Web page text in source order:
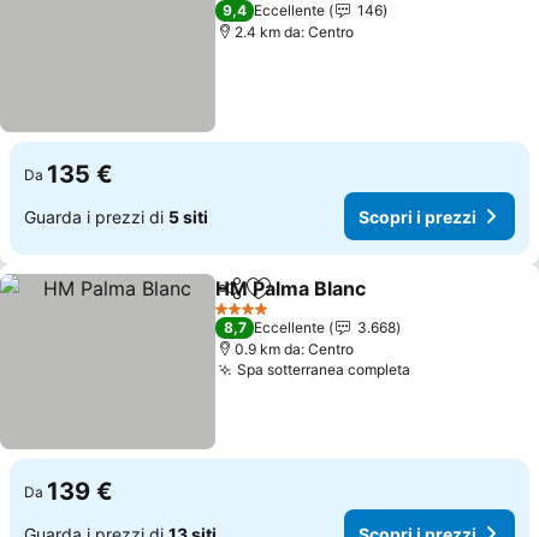
9,4 Eccellente
146
2.4 km da: Centro
Da 135 €
Guarda i prezzi di 5 siti Scopri i prezzi
CondividiAggiungi ai preferiti
HM Palma Blanc
4 Stelle
8,7 Eccellente
3.668
0.9 km da: Centro
Spa sotterranea completa
Da 139 €